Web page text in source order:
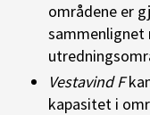
områdene er
Vestavind F
kapasitet i